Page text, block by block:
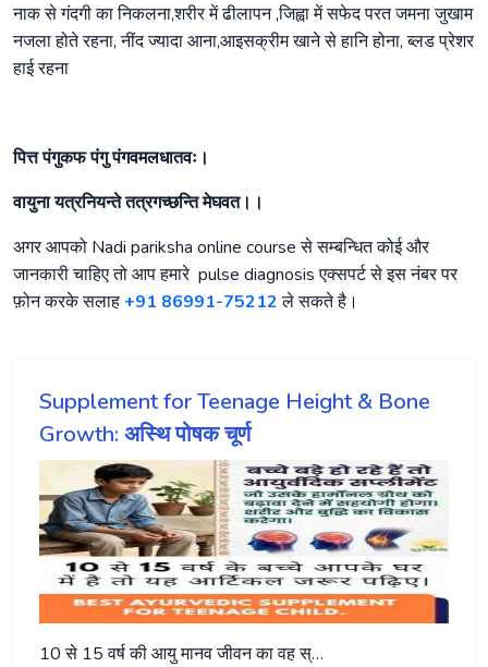
नाक से गंदगी का निकलना,शरीर में ढीलापन ,जिह्वा में सफेद परत जमना जुखाम
नजला होते रहना, नींद ज्यादा आना,आइसक्रीम खाने से हानि होना, ब्लड प्रेशर
हाई रहना
पित्त पंगुकफ पंगु पंगवमलधातवः।
वायुना यत्रनियन्ते तत्रगच्छन्ति मेघवत।।
अगर आपको Nadi pariksha online course से सम्बन्धित कोई और
जानकारी चाहिए तो आप हमारे pulse diagnosis एक्सपर्ट से इस नंबर पर
फ़ोन करके सलाह +91 86991-75212ले सकते है।
Supplement for Teenage Height & Bone
Growth: अस्थि पोषक चूर्ण
10 से 15 वर्ष की आयु मानव जीवन का वह स्…